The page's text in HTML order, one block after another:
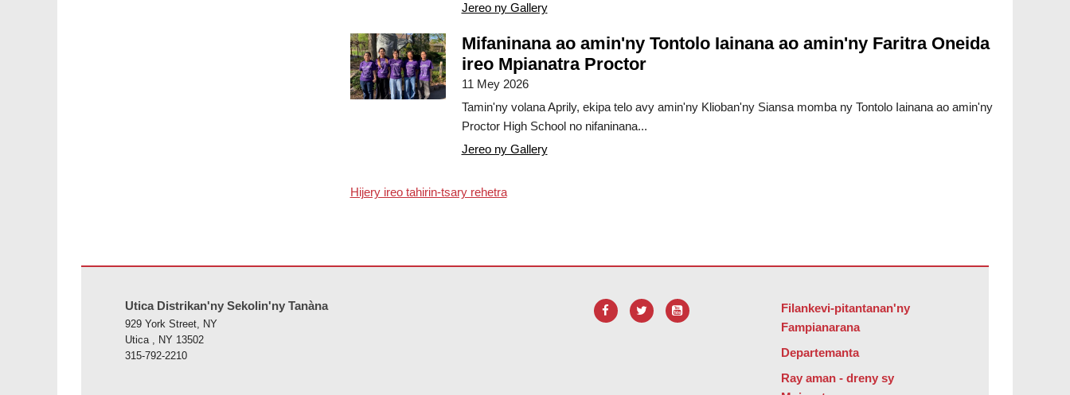
Jereo ny Gallery
Mifaninana ao amin'ny Tontolo Iainana ao amin'ny Faritra Oneida
ireo Mpianatra Proctor
11 Mey 2026
Tamin'ny volana Aprily, ekipa telo avy amin'ny Klioban'ny Siansa momba ny Tontolo Iainana ao amin'ny
Proctor High School no nifaninana...
Jereo ny Gallery
Hijery ireo tahirin-tsary rehetra
Utica Distrikan'ny Sekolin'ny Tanàna
929 York Street, NY
Utica , NY 13502
315-792-2210
Filankevi-pitantanan'ny
Fampianarana
Departemanta
Ray aman - dreny sy